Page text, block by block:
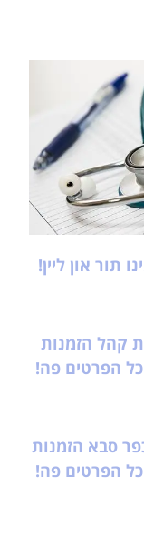
תור און ליין!
קהל הזמנות
כל הפרטים פה!
סבא הזמנות
כל הפרטים פה!